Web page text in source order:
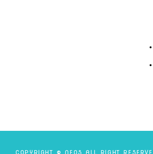
COPYRIGHT © NEOS ALL RIGHT